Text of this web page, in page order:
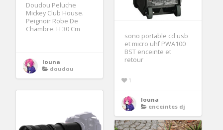
Doudou Peluche
Mickey Club House.
Peignoir Robe De
Chambre. H 30 Cm
louna
doudou
sono portable cd usb
et micro uhf PWA100
BST enceinte et
retour
1
louna
enceintes dj